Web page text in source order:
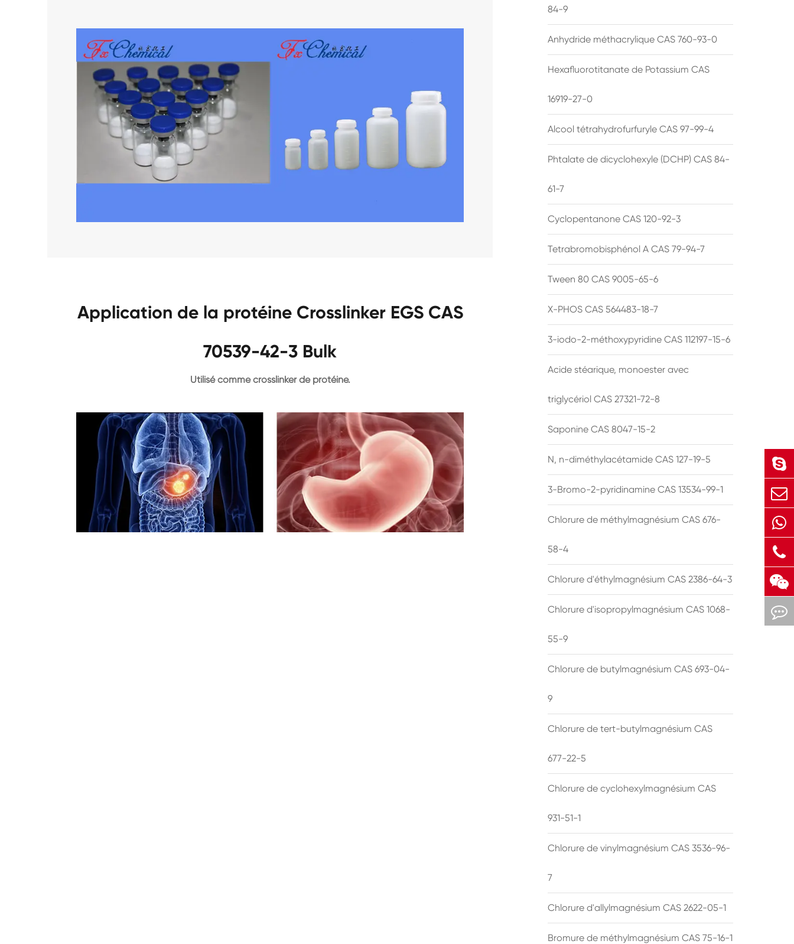
Application de la protéine Crosslinker EGS CAS
70539-42-3 Bulk
Utilisé comme crosslinker de protéine.
84-9
Anhydride méthacrylique CAS 760-93-0
Hexafluorotitanate de Potassium CAS
16919-27-0
Alcool tétrahydrofurfuryle CAS 97-99-4
Phtalate de dicyclohexyle (DCHP) CAS 84-
61-7
Cyclopentanone CAS 120-92-3
Tetrabromobisphénol A CAS 79-94-7
Tween 80 CAS 9005-65-6
X-PHOS CAS 564483-18-7
3-iodo-2-méthoxypyridine CAS 112197-15-6
Acide stéarique, monoester avec
triglycériol CAS 27321-72-8
Saponine CAS 8047-15-2
N, n-diméthylacétamide CAS 127-19-5
3-Bromo-2-pyridinamine CAS 13534-99-1
Chlorure de méthylmagnésium CAS 676-
58-4
Chlorure d'éthylmagnésium CAS 2386-64-3
Chlorure d'isopropylmagnésium CAS 1068-
55-9
Chlorure de butylmagnésium CAS 693-04-
9
Chlorure de tert-butylmagnésium CAS
677-22-5
Chlorure de cyclohexylmagnésium CAS
931-51-1
Chlorure de vinylmagnésium CAS 3536-96-
7
Chlorure d'allylmagnésium CAS 2622-05-1
Bromure de méthylmagnésium CAS 75-16-1